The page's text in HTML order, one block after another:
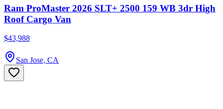
Ram ProMaster 2026 SLT+ 2500 159 WB 3dr High
Roof Cargo Van
$43,988
San Jose, CA